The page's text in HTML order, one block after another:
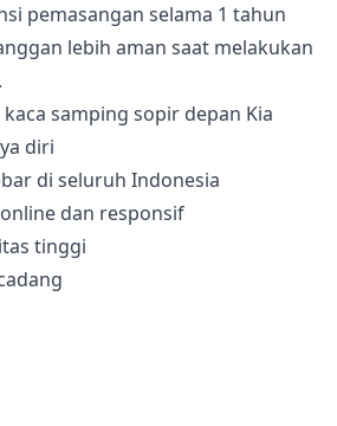
pemasangan selama 1 tahun
lebih aman saat melakukan
samping sopir depan Kia
diri
di seluruh Indonesia
dan responsif
tinggi